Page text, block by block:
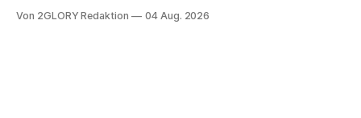
besitzt, loggt sich heute über das Vodafone E-Mail & Cloud
Von 2GLORY Redaktion 04 Aug. 2026